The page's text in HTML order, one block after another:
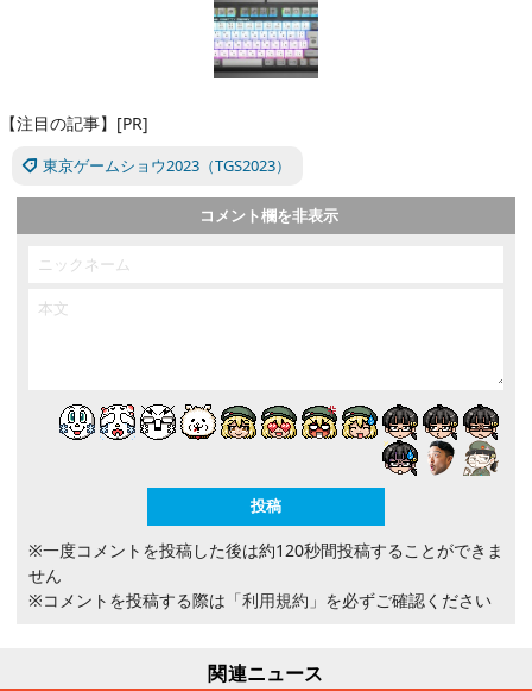
【注目の記事】[PR]
東京ゲームショウ2023（TGS2023）
コメント欄を非表示
※一度コメントを投稿した後は約120秒間投稿することができま
せん
※コメントを投稿する際は 「利用規約」 を必ずご確認ください
関連ニュース